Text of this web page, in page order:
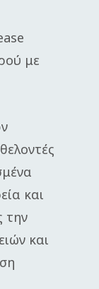
με
και
την
και